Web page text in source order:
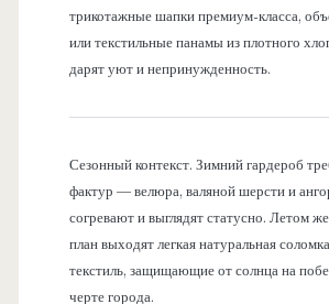
трикотажные шапки премиум-класса,
или текстильные панамы из плотного
дарят уют и непринужденность.
Сезонный контекст. Зимний гардероб
фактур — велюра, валяной шерсти и
согревают и выглядят статусно. Летом
план выходят легкая натуральная
текстиль, защищающие от солнца на
черте города.